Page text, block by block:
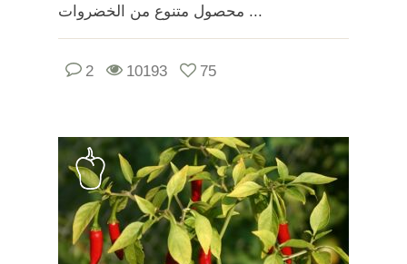
محصول متنوع من الخضروات ...
2 10193 75